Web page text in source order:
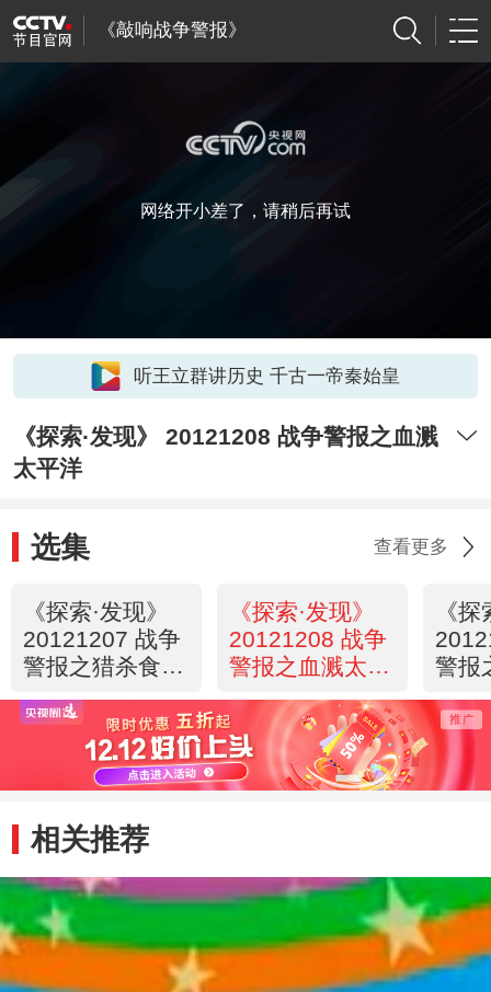
《敲响战争警报》
网络开小差了，请稍后再试
听王立群讲历史 千古一帝秦始皇
《探索·发现》 20121208 战争警报之血溅
太平洋
选集 查看更多
《探索·发现》
20121207 战争
警报之猎杀食人
《探索·发现》
20121208 战争
警报之血溅太平
《
警报
相关推荐